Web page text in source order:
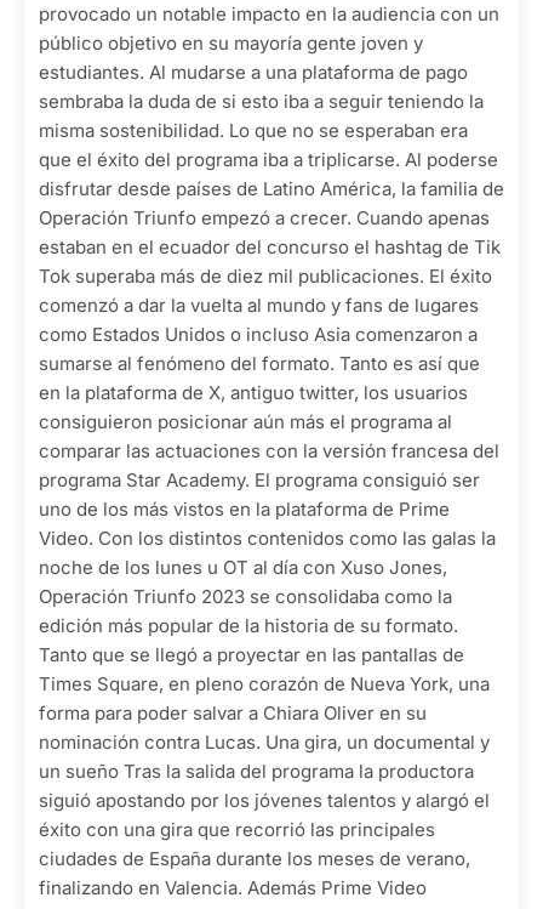
provocado un notable impacto en la audiencia con un
público objetivo en su mayoría gente joven y
estudiantes. Al mudarse a una plataforma de pago
sembraba la duda de si esto iba a seguir teniendo la
misma sostenibilidad. Lo que no se esperaban era
que el éxito del programa iba a triplicarse. Al poderse
disfrutar desde países de Latino América, la familia de
Operación Triunfo empezó a crecer. Cuando apenas
estaban en el ecuador del concurso el hashtag de Tik
Tok superaba más de diez mil publicaciones. El éxito
comenzó a dar la vuelta al mundo y fans de lugares
como Estados Unidos o incluso Asia comenzaron a
sumarse al fenómeno del formato. Tanto es así que
en la plataforma de X, antiguo twitter, los usuarios
consiguieron posicionar aún más el programa al
comparar las actuaciones con la versión francesa del
programa Star Academy. El programa consiguió ser
uno de los más vistos en la plataforma de Prime
Video. Con los distintos contenidos como las galas la
noche de los lunes u OT al día con Xuso Jones,
Operación Triunfo 2023 se consolidaba como la
edición más popular de la historia de su formato.
Tanto que se llegó a proyectar en las pantallas de
Times Square, en pleno corazón de Nueva York, una
forma para poder salvar a Chiara Oliver en su
nominación contra Lucas. Una gira, un documental y
un sueño Tras la salida del programa la productora
siguió apostando por los jóvenes talentos y alargó el
éxito con una gira que recorrió las principales
ciudades de España durante los meses de verano,
finalizando en Valencia. Además Prime Video